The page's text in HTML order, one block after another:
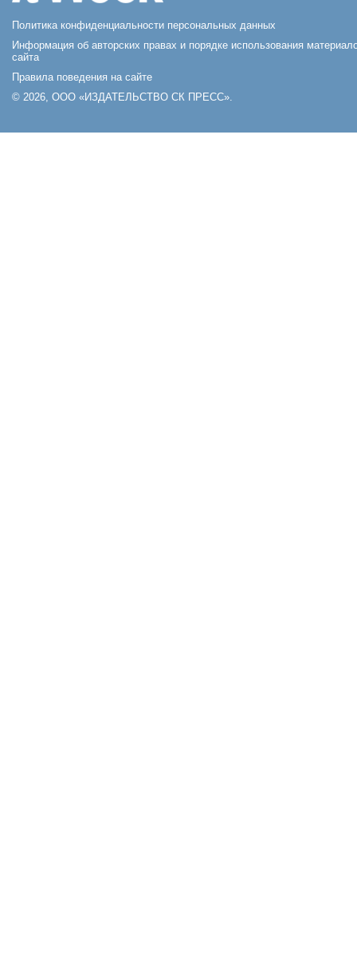
Политика конфиденциальности персональных данных
Информация об авторских правах и порядке использования
сайта
Правила поведения на сайте
© 2026, ООО «ИЗДАТЕЛЬСТВО СК ПРЕСС».